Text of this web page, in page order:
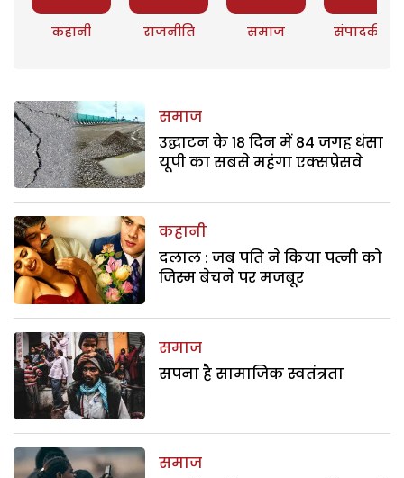
कहानी राजनीति समाज संपादकीय
समाज
उद्घाटन के 18 दिन में 84 जगह धंसा
यूपी का सबसे महंगा एक्सप्रेसवे
कहानी
दलाल : जब पति ने किया पत्नी को
जिस्म बेचने पर मजबूर
समाज
सपना है सामाजिक स्वतंत्रता
समाज